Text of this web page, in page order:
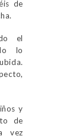
de
el
lo
y
de
vez